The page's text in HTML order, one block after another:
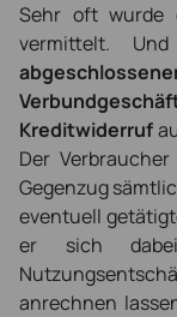
Sehr oft wurde
vermittelt.
Kreditwiderruf
Der
Gegenzug
eventuell
er sich
anrechnen